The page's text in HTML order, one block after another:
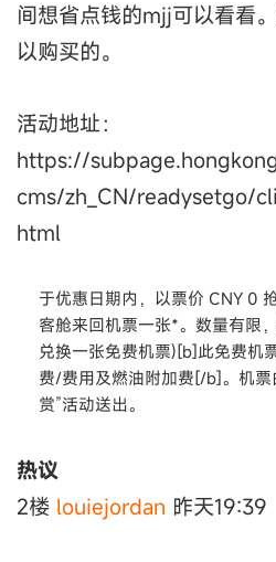
间想省点钱的mjj可以看看
以购买的。
活动地址：
https://
cms/zh_CN/readysetgo/
html
于优惠日期内，以票价 CNY 0
客舱来回机票一张*。数量有限
兑换一张免费机票)[b]此免费机
费/费用及燃油附加费[/b]。机票
赏”活动送出。
热议
2楼 louiejordan 昨天19:39